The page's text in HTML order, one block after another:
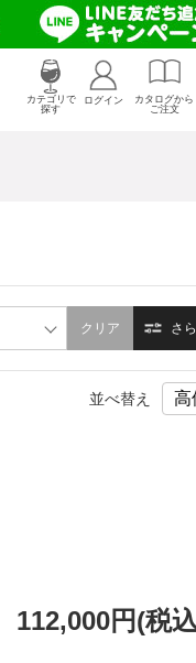
カテゴリで
探す
ログイン
カタログから
ご注文
クリア さ
並べ替え
112,000円(税